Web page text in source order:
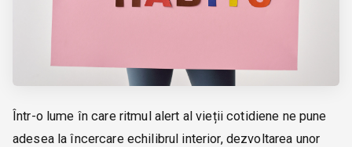
Într-o lume în care ritmul alert al vieții cotidiene ne pune
adesea la încercare echilibrul interior, dezvoltarea unor